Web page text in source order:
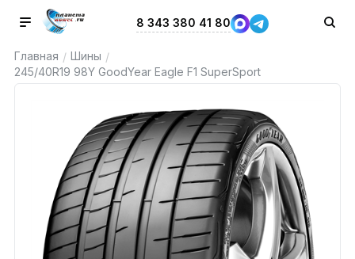
8 343 380 41 80
Главная / Шины /
245/40R19 98Y GoodYear Eagle F1 SuperSport